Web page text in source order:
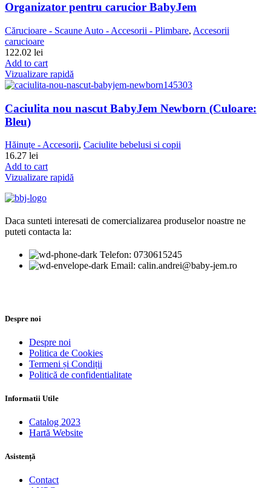
Organizator pentru carucior BabyJem
Cărucioare - Scaune Auto - Accesorii - Plimbare, Accesorii
carucioare
122.02 lei
Add to cart
Vizualizare rapidă
Caciulita nou nascut BabyJem Newborn (Culoare:
Bleu)
Hăinuțe - Accesorii, Caciulite bebelusi si copii
16.27 lei
Add to cart
Vizualizare rapidă
Daca sunteti interesati de comercializarea produselor noastre ne
puteti contacta la:
Telefon: 0730615245
Email: calin.andrei@baby-jem.ro
Despre noi
Despre noi
Politica de Cookies
Termeni și Condiții
Politică de confidentialitate
Informatii Utile
Catalog 2023
Hartă Website
Asistență
Contact